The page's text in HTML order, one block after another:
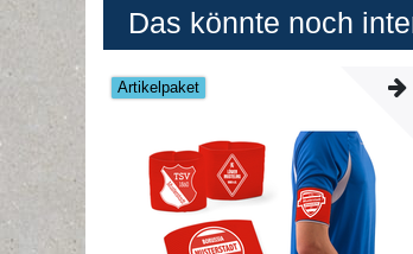
Das könnte noch
Artikelpaket